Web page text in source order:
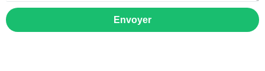
Envoyer